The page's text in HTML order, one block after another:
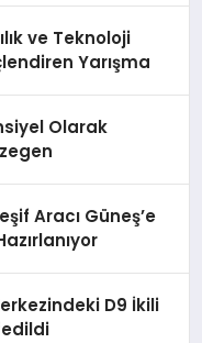
ve Teknoloji
Yarışma
Olarak
Aracı Güneş’e
D9 İkili